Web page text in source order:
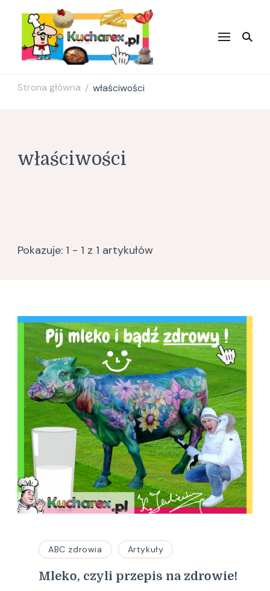
Kucharex.pl
Najsmaczniejsze Przepisy w
Strona główna / właściwości
właściwości
Pokazuje: 1 - 1 z 1 artykułów
ABC zdrowia Artykuły
Mleko, czyli przepis na zdrowie!